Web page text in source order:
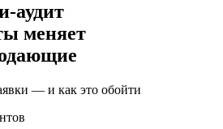
аудит
меняет
— и как это обойти